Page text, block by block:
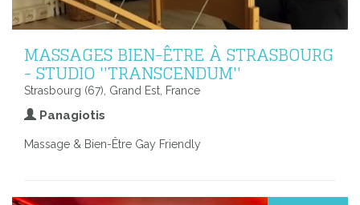
MASSAGES BIEN-ÊTRE À STRASBOURG
- STUDIO ''TRANSCENDUM''
Strasbourg (67), Grand Est, France
Panagiotis
Massage & Bien-Être Gay Friendly